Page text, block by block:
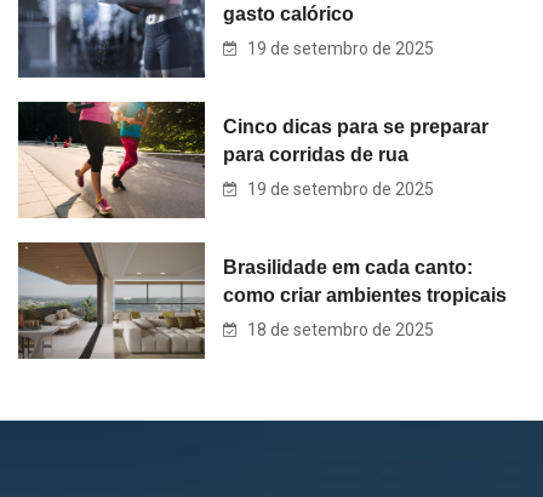
gasto calórico
19 de setembro de 2025
Cinco dicas para se preparar
para corridas de rua
19 de setembro de 2025
Brasilidade em cada canto:
como criar ambientes tropicais
18 de setembro de 2025